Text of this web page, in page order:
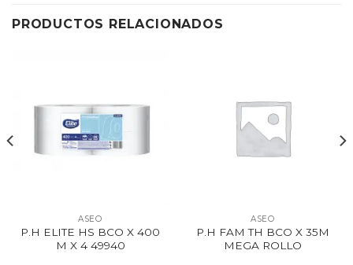
PRODUCTOS RELACIONADOS
ASEO
P.H ELITE HS BCO X 400
M X 4 49940
ASEO
P.H FAM TH BCO X 35M
MEGA ROLLO